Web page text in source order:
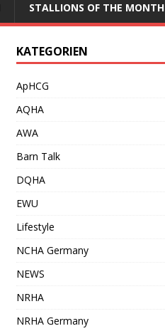
STALLIONS OF THE MONTH
KATEGORIEN
ApHCG
AQHA
AWA
Barn Talk
DQHA
EWU
Lifestyle
NCHA Germany
NEWS
NRHA
NRHA Germany